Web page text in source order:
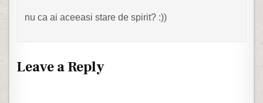
nu ca ai aceeasi stare de spirit? :))
Leave a Reply